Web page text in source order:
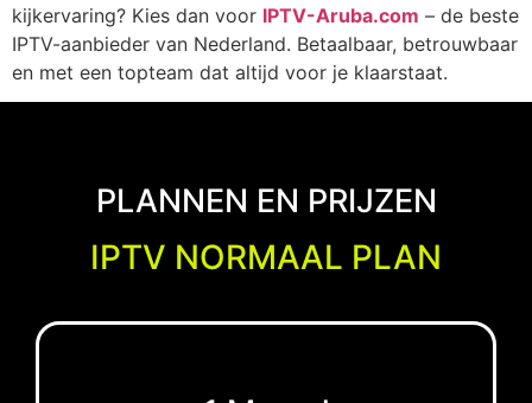
kijkervaring? Kies dan voor IPTV-Aruba.com – de beste
IPTV-aanbieder van Nederland. Betaalbaar, betrouwbaar
en met een topteam dat altijd voor je klaarstaat.
PLANNEN EN PRIJZEN
IPTV NORMAAL PLAN